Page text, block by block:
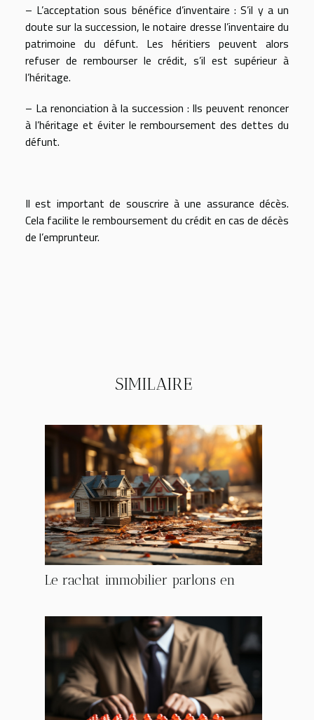
– L’acceptation sous bénéfice d’inventaire : S’il y a un
doute sur la succession, le notaire dresse l’inventaire du
patrimoine du défunt. Les héritiers peuvent alors
refuser de rembourser le crédit, s’il est supérieur à
l’héritage.
– La renonciation à la succession : Ils peuvent renoncer
à l’héritage et éviter le remboursement des dettes du
défunt.
Il est important de souscrire à une assurance décès.
Cela facilite le remboursement du crédit en cas de décès
de l’emprunteur.
SIMILAIRE
Le rachat immobilier parlons en